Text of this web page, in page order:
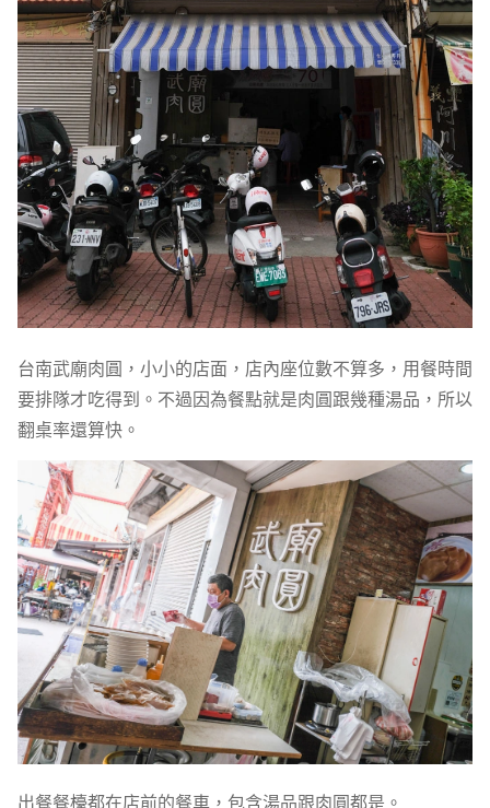
台南武廟肉圓，小小的店面，店內座位數不算多，用餐時間
要排隊才吃得到。不過因為餐點就是肉圓跟幾種湯品，所以
翻桌率還算快。
出餐餐檯都在店前的餐車，包含湯品跟肉圓都是。